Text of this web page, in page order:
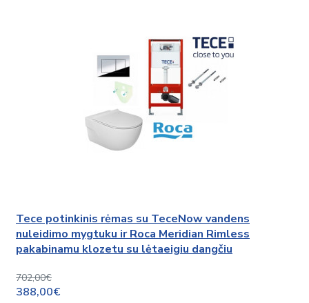
Tece potinkinis rėmas su TeceNow vandens
nuleidimo mygtuku ir Roca Meridian Rimless
pakabinamu klozetu su lėtaeigiu dangčiu
702,00€
388,00€